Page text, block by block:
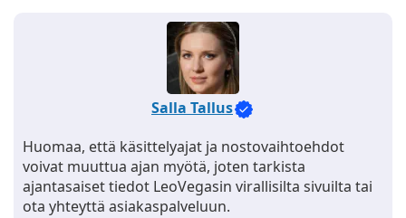
Salla Tallus
Huomaa, että käsittelyajat ja nostovaihtoehdot
voivat muuttua ajan myötä, joten tarkista
ajantasaiset tiedot LeoVegasin virallisilta sivuilta tai
ota yhteyttä asiakaspalveluun.